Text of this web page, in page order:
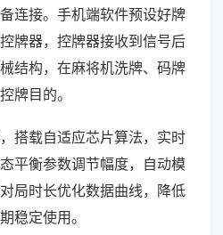
连接。手机端软件预设好牌
牌器，控牌器接收到信号后
结构，在麻将机洗牌、码牌
牌目的。
搭载自适应芯片算法，实时
平衡参数调节幅度，自动模
局时长优化数据曲线，降低
稳定使用。